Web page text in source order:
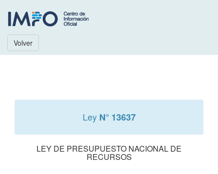
Volver
Ley N° 13637
LEY DE PRESUPUESTO NACIONAL DE
RECURSOS